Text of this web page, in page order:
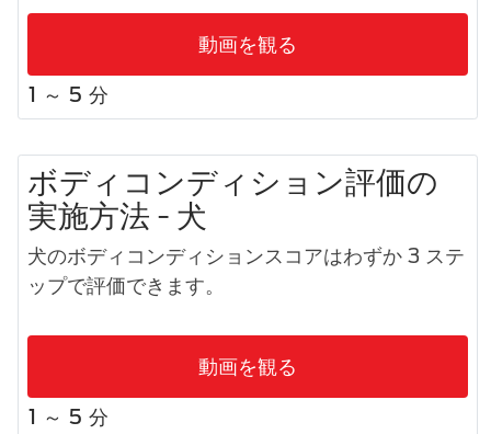
動画を観る
1 ～ 5 分
ボディコンディション評価の
実施方法 - 犬
犬のボディコンディションスコアはわずか 3 ステ
ップで評価できます。
動画を観る
1 ～ 5 分